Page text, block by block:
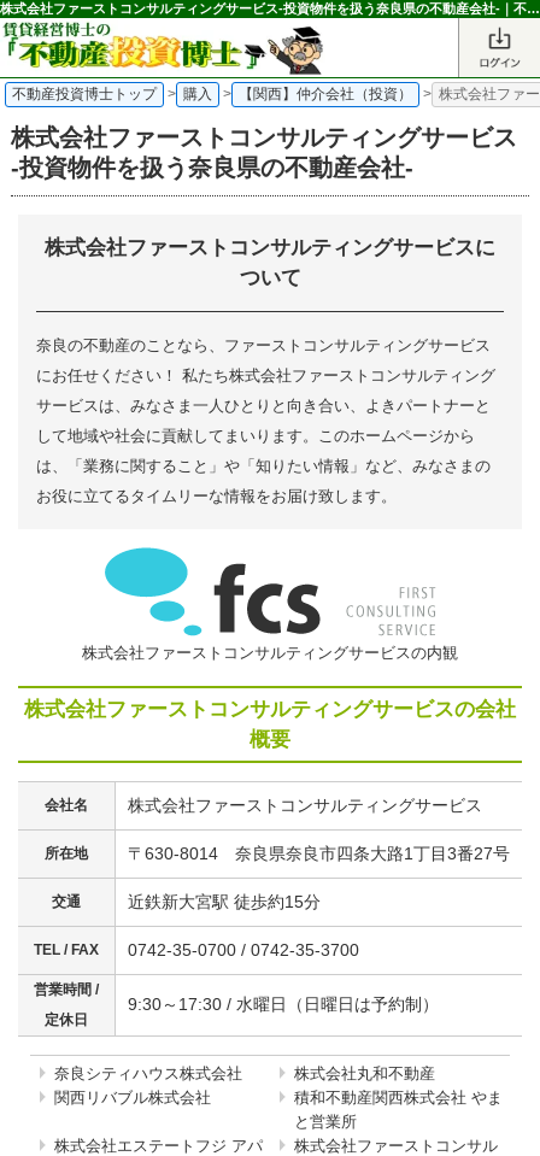
株式会社ファーストコンサルティングサービス-投資物件を扱う奈良県の不動産会社-｜不動産投資博士
不動産投資博士トップ > 購入 > 【関西】仲介会社（投資） > 株式会社ファ
株式会社ファーストコンサルティングサービス
-投資物件を扱う奈良県の不動産会社-
株式会社ファーストコンサルティングサービスに
ついて
奈良の不動産のことなら、ファーストコンサルティングサービス
にお任せください！ 私たち株式会社ファーストコンサルティング
サービスは、みなさま一人ひとりと向き合い、よきパートナーと
して地域や社会に貢献してまいります。このホームページから
は、「業務に関すること」や「知りたい情報」など、みなさまの
お役に立てるタイムリーな情報をお届け致します。
株式会社ファーストコンサルティングサービスの内観
株式会社ファーストコンサルティングサービスの会社
概要
会社名 株式会社ファーストコンサルティングサービス
所在地 〒630-8014 奈良県奈良市四条大路1丁目3番27号
交通 近鉄新大宮駅 徒歩約15分
TEL / FAX 0742-35-0700 / 0742-35-3700
営業時間 /
定休日
9:30～17:30 / 水曜日（日曜日は予約制）
奈良シティハウス株式会社
株式会社丸和不動産
関西リバブル株式会社
積和不動産関西株式会社 やま
と営業所
株式会社エステートフジ アパ
株式会社ファーストコンサル